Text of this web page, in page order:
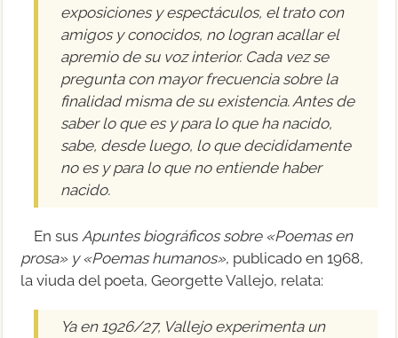
exposiciones y espectáculos, el trato con
amigos y conocidos, no logran acallar el
apremio de su voz interior. Cada vez se
pregunta con mayor frecuencia sobre la
finalidad misma de su existencia. Antes de
saber lo que es y para lo que ha nacido,
sabe, desde luego, lo que decididamente
no es y para lo que no entiende haber
nacido.
En sus Apuntes biográficos sobre «Poemas en
prosa» y «Poemas humanos», publicado en 1968,
la viuda del poeta, Georgette Vallejo, relata:
Ya en 1926/27, Vallejo experimenta un